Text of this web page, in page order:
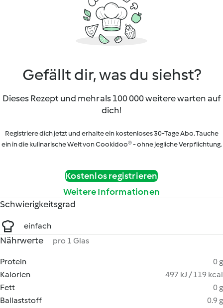
Gefällt dir, was du siehst?
Dieses Rezept und mehr als 100 000 weitere warten auf
dich!
Registriere dich jetzt und erhalte ein kostenloses 30-Tage Abo. Tauche
ein in die kulinarische Welt von Cookidoo® - ohne jegliche Verpflichtung.
Kostenlos registrieren
Weitere Informationen
Schwierigkeitsgrad
einfach
Nährwerte pro 1 Glas
Protein
0 g
Kalorien
497 kJ / 119 kcal
Fett
0 g
Ballaststoff
0.9 g